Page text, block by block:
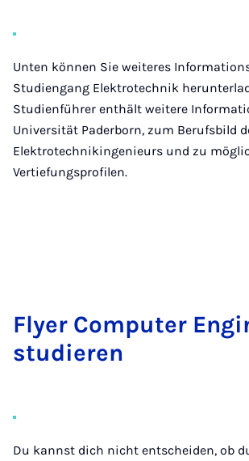
Unten können Sie weiteres
Studiengang Elektrotechnik
Studienführer enthält weitere
Universität Paderborn, zum Berufsbild
Elektrotechnikingenieurs und zu
Vertiefungsprofilen.
Flyer Com­pu­ter
stu­die­ren
Du kannst dich nicht entscheiden, ob